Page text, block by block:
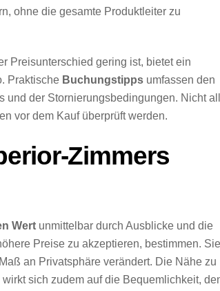
ohne die gesamte Produktleiter zu
Preisunterschied gering ist, bietet ein
Praktische Buchungstipps umfassen den
und der Stornierungsbedingungen. Nicht
vor dem Kauf überprüft werden.
Zimmers
Wert unmittelbar durch Ausblicke und die
Preise zu akzeptieren, bestimmen. Sie
an Privatsphäre verändert. Die Nähe zu
sich zudem auf die Bequemlichkeit,